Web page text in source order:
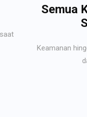
Semua
Keamanan